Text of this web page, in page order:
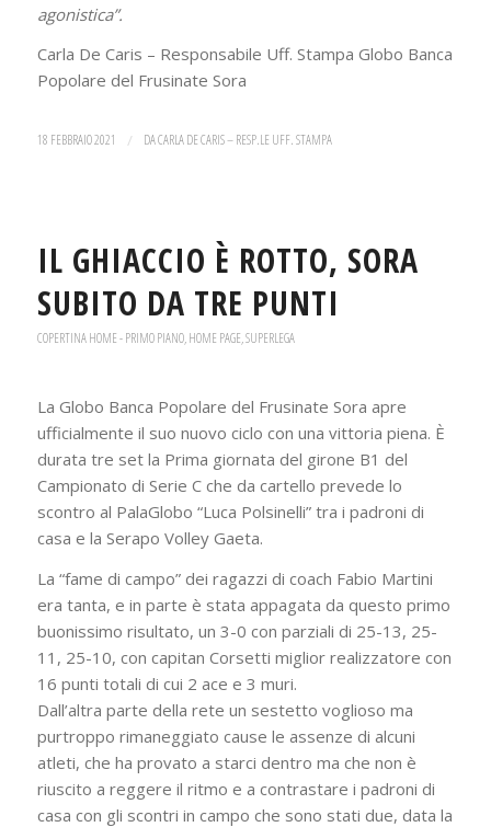
agonistica”.
Carla De Caris – Responsabile Uff. Stampa Globo Banca
Popolare del Frusinate Sora
18 FEBBRAIO 2021 / DACARLA DE CARIS – RESP.LE UFF. STAMPA
IL GHIACCIO È ROTTO, SORA
SUBITO DA TRE PUNTI
COPERTINA HOME - PRIMO PIANO,HOME PAGE,SUPERLEGA
La Globo Banca Popolare del Frusinate Sora apre
ufficialmente il suo nuovo ciclo con una vittoria piena. È
durata tre set la Prima giornata del girone B1 del
Campionato di Serie C che da cartello prevede lo
scontro al PalaGlobo “Luca Polsinelli” tra i padroni di
casa e la Serapo Volley Gaeta.
La “fame di campo” dei ragazzi di coach Fabio Martini
era tanta, e in parte è stata appagata da questo primo
buonissimo risultato, un 3-0 con parziali di 25-13, 25-
11, 25-10, con capitan Corsetti miglior realizzatore con
16 punti totali di cui 2 ace e 3 muri.
Dall’altra parte della rete un sestetto voglioso ma
purtroppo rimaneggiato cause le assenze di alcuni
atleti, che ha provato a starci dentro ma che non è
riuscito a reggere il ritmo e a contrastare i padroni di
casa con gli scontri in campo che sono stati due, data la